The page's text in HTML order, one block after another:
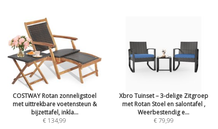
COSTWAY Rotan zonneligstoel
met uittrekbare voetensteun &
bijzettafel, inkla...
€ 134,99
Xbro Tuinset – 3-delige Zitgroep
met Rotan Stoel en salontafel ,
Weerbestendig e...
€ 79,99